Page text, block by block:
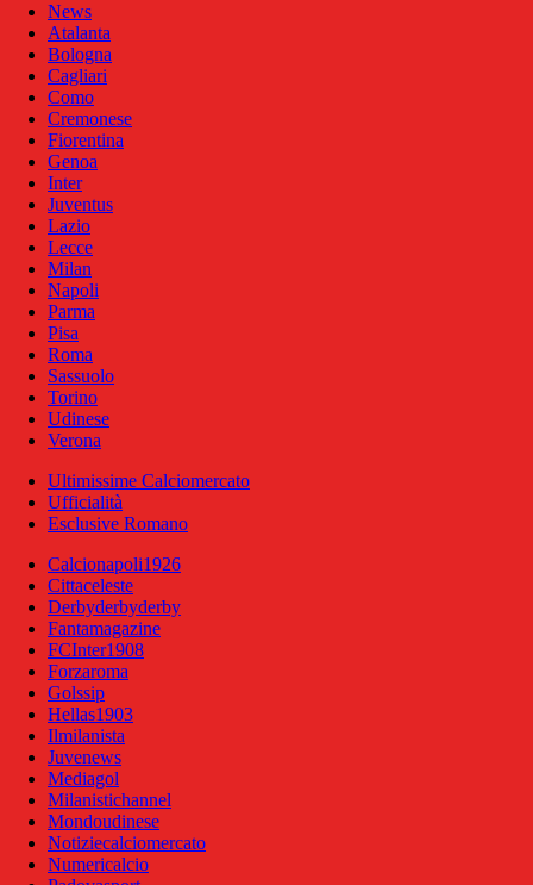
News
Atalanta
Bologna
Cagliari
Como
Cremonese
Fiorentina
Genoa
Inter
Juventus
Lazio
Lecce
Milan
Napoli
Parma
Pisa
Roma
Sassuolo
Torino
Udinese
Verona
Ultimissime Calciomercato
Ufficialità
Esclusive Romano
Calcionapoli1926
Cittaceleste
Derbyderbyderby
Fantamagazine
FCInter1908
Forzaroma
Golssip
Hellas1903
Ilmilanista
Juvenews
Mediagol
Milanistichannel
Mondoudinese
Notiziecalciomercato
Numericalcio